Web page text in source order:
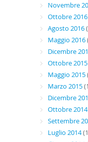
Novembre
Ottobre 2016
Agosto 2016
Maggio 2016
Dicembre
Ottobre 2015
Maggio 2015
Marzo 2015
Dicembre
Ottobre 2014
Settembre
Luglio 2014